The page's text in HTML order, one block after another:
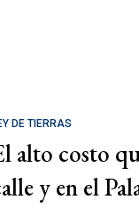
DE TIERRAS
alto costo
y en el